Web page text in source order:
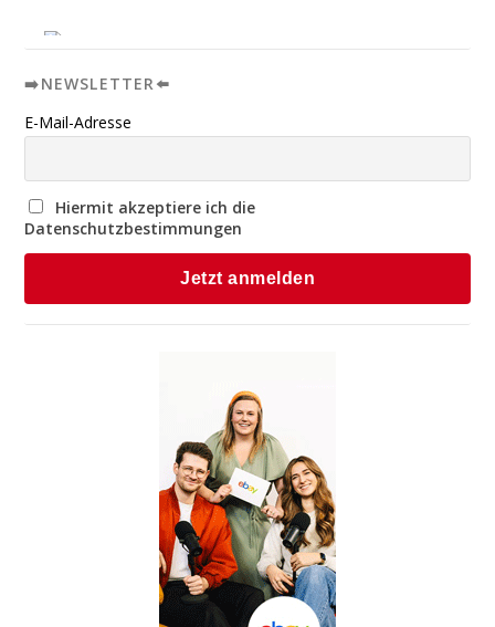
➡️NEWSLETTER⬅️
E-Mail-Adresse
Hiermit akzeptiere ich die
Datenschutzbestimmungen